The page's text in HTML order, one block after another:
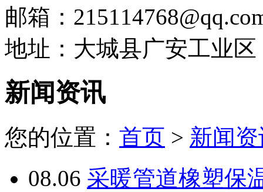
邮箱：
地址：大城县广安工业区
新闻资讯
您的位置： 首页 > 新闻
08.06 采暖管道橡塑保